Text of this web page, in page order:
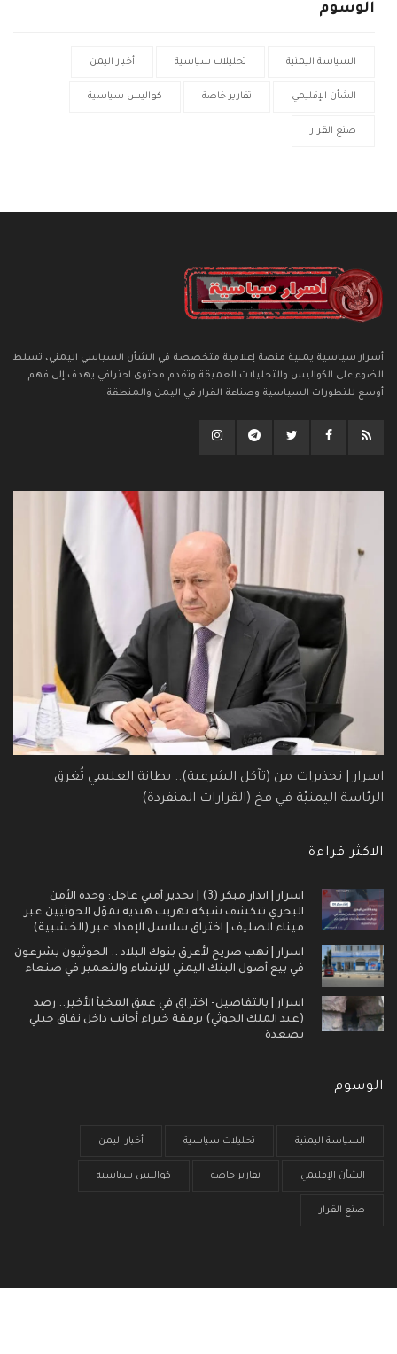
الوسوم
السياسة اليمنية تحليلات سياسية أخبار اليمن
الشأن الإقليمي تقارير خاصة كواليس سياسية
صنع القرار
أسرار سياسية يمنية منصة إعلامية متخصصة في الشأن السياسي اليمني، تسلط
الضوء على الكواليس والتحليلات العميقة وتقدم محتوى احترافي يهدف إلى فهم
أوسع للتطورات السياسية وصناعة القرار في اليمن والمنطقة.
اسرار | تحذيرات من (تآكل الشرعية).. بطانة العليمي تُغرق
الرئاسة اليمنيّة في فخ (القرارات المنفردة)
الاكثر قراءة
اسرار | انذار مبكر (3) | تحذير أمني عاجل: وحدة الأمن
البحري تنكشف شبكة تهريب هندية تموّل الحوثيين عبر
ميناء الصليف | اختراق سلاسل الإمداد عبر (الخشبية)
اسرار | نهب صريح لأعرق بنوك البلاد .. الحوثيون يشرعون
في بيع أصول البنك اليمني للإنشاء والتعمير في صنعاء
اسرار | بالتفاصيل- اختراق في عمق المخبأ الأخير.. رصد
(عبد الملك الحوثي) برفقة خبراء أجانب داخل نفاق جبلي
بصعدة
الوسوم
السياسة اليمنية تحليلات سياسية أخبار اليمن
الشأن الإقليمي تقارير خاصة كواليس سياسية
صنع القرار